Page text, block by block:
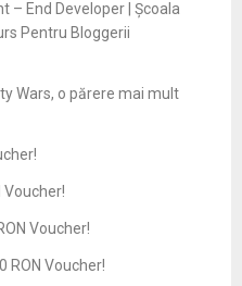
– End Developer | Școala
Pentru Bloggerii
Wars, o părere mai mult
Voucher!
Voucher!
RON Voucher!